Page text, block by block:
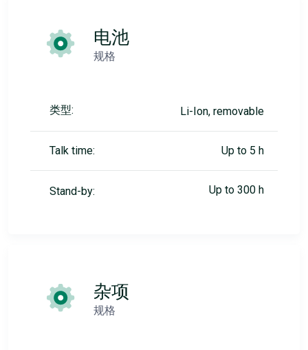
电池
规格
类型: Li-Ion, removable
Talk time: Up to 5 h
Stand-by: Up to 300 h
杂项
规格